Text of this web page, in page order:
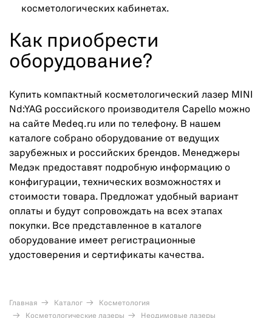
косметологических кабинетах.
Как приобрести
оборудование?
Купить компактный косметологический лазер MINI
Nd:YAG российского производителя Capello можно
на сайте Medeq.ru или по телефону. В нашем
каталоге собрано оборудование от ведущих
зарубежных и российских брендов. Менеджеры
Медэк предоставят подробную информацию о
конфигурации, технических возможностях и
стоимости товара. Предложат удобный вариант
оплаты и будут сопровождать на всех этапах
покупки. Все представленное в каталоге
оборудование имеет регистрационные
удостоверения и сертификаты качества.
Главная Каталог
Косметология
Косметологические лазеры
Неодимовые лазеры